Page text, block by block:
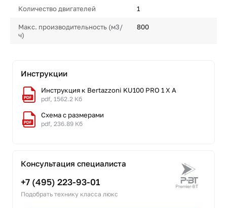
Количество двигателей 1
Макс. производительность (м3/
ч)
800
Инструкции
Инструкция к Bertazzoni KU100 PRO 1 X A
pdf, 1562.2 Кб
Схема с размерами
pdf, 236.89 Кб
Консультация специалиста
+7 (495) 223-93-01
Подобрать технику класса люкс